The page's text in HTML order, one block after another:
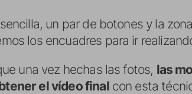
un par de botones y la
los encuadres para ir
una vez hechas las fotos, las
el vídeo finalcon esta